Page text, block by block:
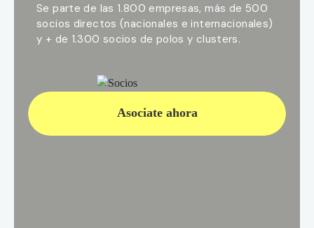
Se parte de las 1.800 empresas, más de 500
socios directos (nacionales e internacionales)
y + de 1.300 socios de polos y clusters.
Asociate ahora